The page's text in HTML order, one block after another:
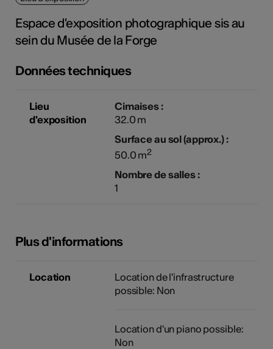
Espace d'exposition photographique sis au
sein du Musée de la Forge
Données techniques
Lieu
d'exposition
Cimaises :
32.0 m
Surface au sol (approx.) :
50.0 m2
Nombre de salles :
1
Plus d'informations
Location
Location de l'infrastructure
possible: Non
Location d'un piano possible:
Non